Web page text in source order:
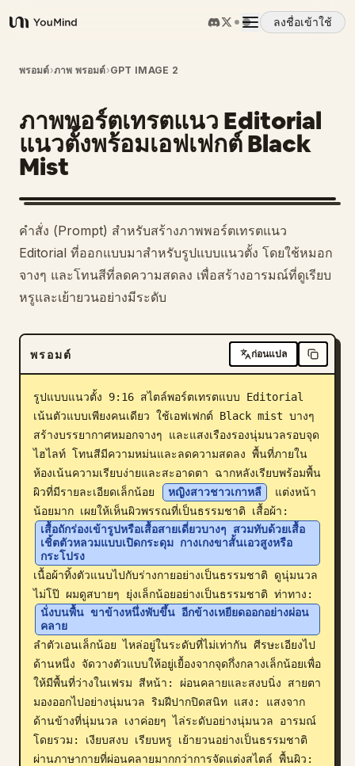
YouMind
ลงชื่อเข้าใช้
ภาพรวม
กรณีการใช้งาน
ทักษะ
พรอมต์
ราคา
บล็อก
อัปเดต
พรอมต์›ภาพ พรอมต์›GPT IMAGE 2
ภาพพอร์ตเทรตแนว Editorial
แนวตั้งพร้อมเอฟเฟกต์ Black
Mist
คำสั่ง (Prompt) สำหรับสร้างภาพพอร์ตเทรตแนว
Editorial ที่ออกแบบมาสำหรับรูปแบบแนวตั้ง โดยใช้หมอก
จางๆ และโทนสีที่ลดความสดลง เพื่อสร้างอารมณ์ที่ดูเรียบ
หรูและเย้ายวนอย่างมีระดับ
พรอมต์ ก่อนแปล
รูปแบบแนวตั้ง 9:16 สไตล์พอร์ตเทรตแบบ Editorial
เน้นตัวแบบเพียงคนเดียว ใช้เอฟเฟกต์ Black mist บางๆ
สร้างบรรยากาศหมอกจางๆ และแสงเรืองรองนุ่มนวลรอบจุด
ไฮไลท์ โทนสีมีความหม่นและลดความสดลง พื้นที่ภายใน
ห้องเน้นความเรียบง่ายและสะอาดตา ฉากหลังเรียบพร้อมพื้น
ผิวที่มีรายละเอียดเล็กน้อย
หญิงสาวชาวเกาหลี
แต่งหน้า
น้อยมาก เผยให้เห็นผิวพรรณที่เป็นธรรมชาติ เสื้อผ้า:
เสื้อถักร่องเข้ารูปหรือเสื้อสายเดี่ยวบางๆ สวมทับด้วยเสื้อ
เชิ้ตตัวหลวมแบบเปิดกระดุม กางเกงขาสั้นเอวสูงหรือ
กระโปรง
เนื้อผ้าทิ้งตัวแนบไปกับร่างกายอย่างเป็นธรรมชาติ ดูนุ่มนวล
ไม่โป๊ ผมดูสบายๆ ยุ่งเล็กน้อยอย่างเป็นธรรมชาติ ท่าทาง:
นั่งบนพื้น ขาข้างหนึ่งพับขึ้น อีกข้างเหยียดออกอย่างผ่อน
คลาย
ลำตัวเอนเล็กน้อย ไหล่อยู่ในระดับที่ไม่เท่ากัน ศีรษะเอียงไป
ด้านหนึ่ง จัดวางตัวแบบให้อยู่เยื้องจากจุดกึ่งกลางเล็กน้อยเพื่อ
ให้มีพื้นที่ว่างในเฟรม สีหน้า: ผ่อนคลายและสงบนิ่ง สายตา
มองออกไปอย่างนุ่มนวล ริมฝีปากปิดสนิท แสง: แสงจาก
ด้านข้างที่นุ่มนวล เงาค่อยๆ ไล่ระดับอย่างนุ่มนวล อารมณ์
โดยรวม: เงียบสงบ เรียบหรู เย้ายวนอย่างเป็นธรรมชาติ
ผ่านภาษากายที่ผ่อนคลายมากกว่าการจัดแต่งสไตล์ พื้นผิว: